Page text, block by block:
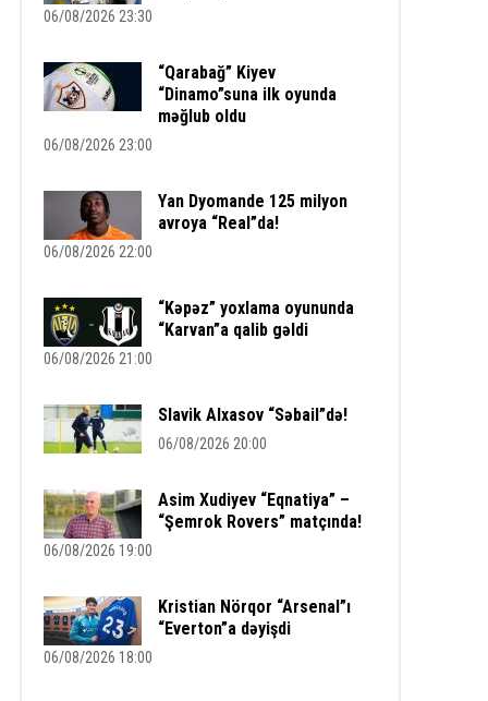
06/08/2026 23:30
“Qarabağ” Kiyev
“Dinamo”suna ilk oyunda
məğlub oldu
06/08/2026 23:00
Yan Dyomande 125 milyon
avroya “Real”da!
06/08/2026 22:00
“Kəpəz” yoxlama oyununda
“Karvan”a qalib gəldi
06/08/2026 21:00
Slavik Alxasov “Səbail”də!
06/08/2026 20:00
Asim Xudiyev “Eqnatiya” –
“Şemrok Rovers” matçında!
06/08/2026 19:00
Kristian Nörqor “Arsenal”ı
“Everton”a dəyişdi
06/08/2026 18:00